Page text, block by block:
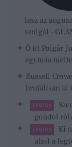
lesz az
szolgál -
Ő itt Polgár
egymás
Russell
brutálisan ki
FEMINA
gondol
FEMINA
Ki
ahol a